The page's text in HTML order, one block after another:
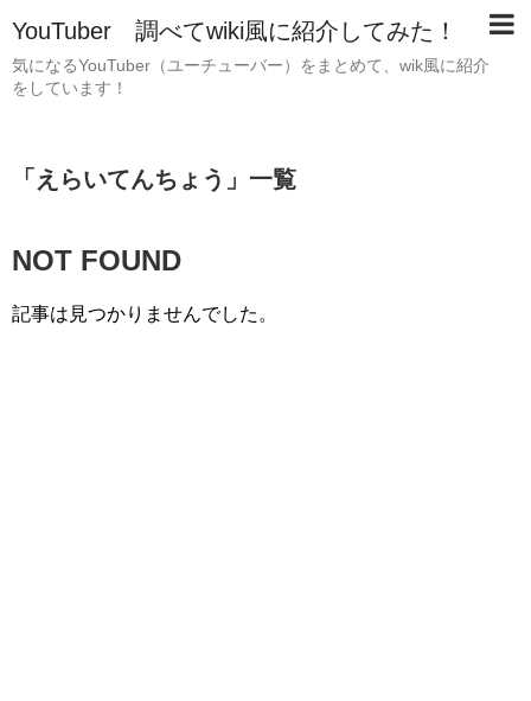
YouTuber 調べてwiki風に紹介してみた！
気になるYouTuber（ユーチューバー）をまとめて、wik風に紹介
をしています！
「 えらいてんちょう 」 一覧
NOT FOUND
記事は見つかりませんでした。